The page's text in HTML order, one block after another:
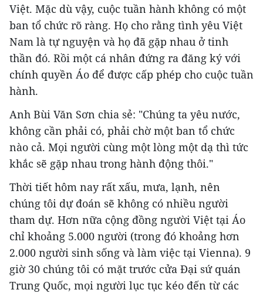
Việt. Mặc dù vậy, cuộc tuần hành không có một
ban tổ chức rõ ràng. Họ cho rằng tình yêu Việt
Nam là tự nguyện và họ đã gặp nhau ở tinh
thần đó. Rồi một cá nhân đứng ra đăng ký với
chính quyền Áo để được cấp phép cho cuộc tuần
hành.
Anh Bùi Văn Sơn chia sẻ: "Chúng ta yêu nước,
không cần phải có, phải chờ một ban tổ chức
nào cả. Mọi người cùng một lòng một dạ thì tức
khắc sẽ gặp nhau trong hành động thôi."
Thời tiết hôm nay rất xấu, mưa, lạnh, nên
chúng tôi dự đoán sẽ không có nhiều người
tham dự. Hơn nữa cộng đồng người Việt tại Áo
chỉ khoảng 5.000 người (trong đó khoảng hơn
2.000 người sinh sống và làm việc tại Vienna). 9
giờ 30 chúng tôi có mặt trước cửa Đại sứ quán
Trung Quốc, mọi người lục tục kéo đến từ các